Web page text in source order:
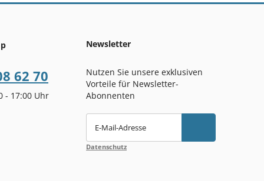
62 70
- 17:00 Uhr
Newsletter
Nutzen Sie unsere exklusiven
Vorteile für Newsletter-
Abonnenten
E-Mail-Adresse
Datenschutz